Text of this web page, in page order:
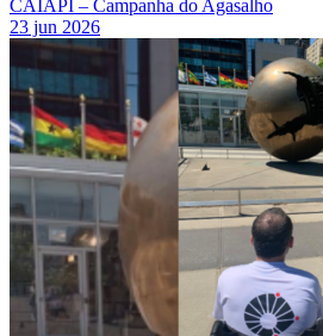
CAIAPI – Campanha do Agasalho
23 jun 2026